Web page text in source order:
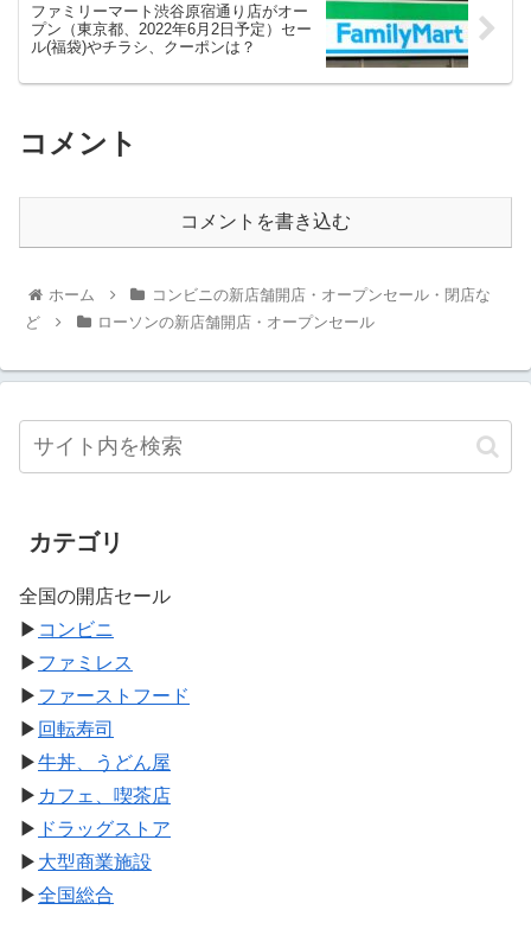
ファミリーマート渋谷原宿通り店がオー
プン（東京都、2022年6月2日予定）セー
ル(福袋)やチラシ、クーポンは？
コメント
コメントを書き込む
ホーム
コンビニの新店舗開店・オープンセール・閉店な
ど
ローソンの新店舗開店・オープンセール
カテゴリ
全国の開店セール
▶ コンビニ
▶ ファミレス
▶ ファーストフード
▶ 回転寿司
▶牛丼、うどん屋
▶ カフェ、喫茶店
▶ ドラッグストア
▶ 大型商業施設
▶全国総合